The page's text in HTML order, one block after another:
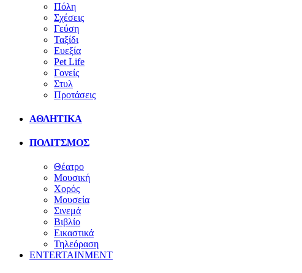
Πόλη
Σχέσεις
Γεύση
Ταξίδι
Ευεξία
Pet Life
Γονείς
Στυλ
Προτάσεις
ΑΘΛΗΤΙΚΑ
ΠΟΛΙΤΣΜΟΣ
Θέατρο
Μουσική
Χορός
Μουσεία
Σινεμά
Βιβλίο
Εικαστικά
Τηλεόραση
ENTERTAINMENT